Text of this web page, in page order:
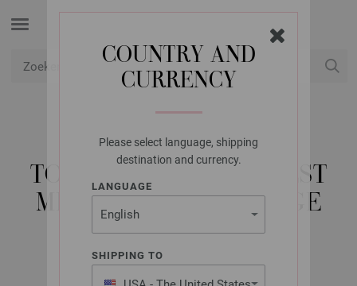
COUNTRY AND
CURRENCY
Please select language, shipping
destination and currency.
LANGUAGE
SHIPPING TO
LANA GROSSA
TOP DOWN KINDERVEST
MET STREPEN VINTAGE
CHUNKY